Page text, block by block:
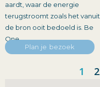
aardt, waar de energie
terugstroomt zoals het vanuit
de bron ooit bedoeld is. Be
One.
Plan je bezoek
1 2